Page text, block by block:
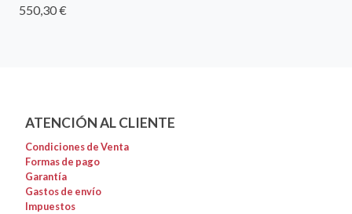
550,30 €
ATENCIÓN AL CLIENTE
Condiciones de Venta
Formas de pago
Garantía
Gastos de envío
Impuestos